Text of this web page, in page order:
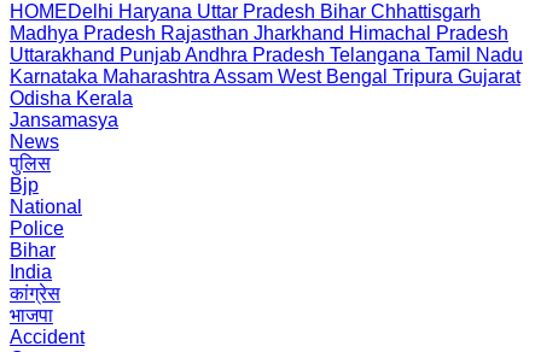
HOMEDelhi Haryana Uttar Pradesh Bihar Chhattisgarh
Madhya Pradesh Rajasthan Jharkhand Himachal Pradesh
Uttarakhand PunjabAndhra Pradesh Telangana Tamil Nadu
Karnataka Maharashtra Assam West Bengal Tripura Gujarat
Odisha Kerala
Jansamasya
News
पुलिस
Bjp
National
Police
Bihar
India
कांग्रेस
भाजपा
Accident